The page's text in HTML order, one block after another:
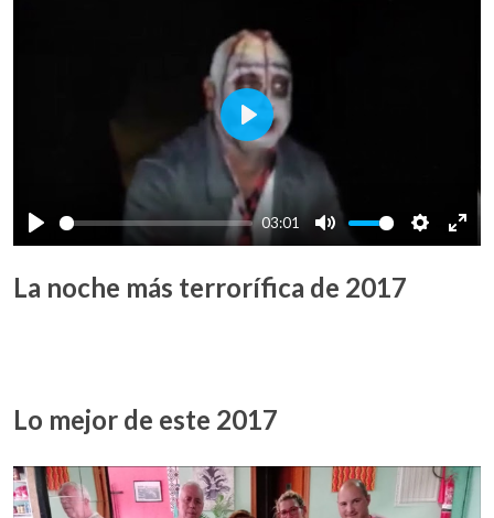
Play
03:01
Mute Settings
Play
La noche más terrorífica de 2017
Lo mejor de este 2017